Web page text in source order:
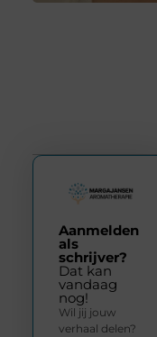
Aanmelden
als
schrijver?
Dat kan
vandaag
nog!
Wil jij jouw
verhaal delen?